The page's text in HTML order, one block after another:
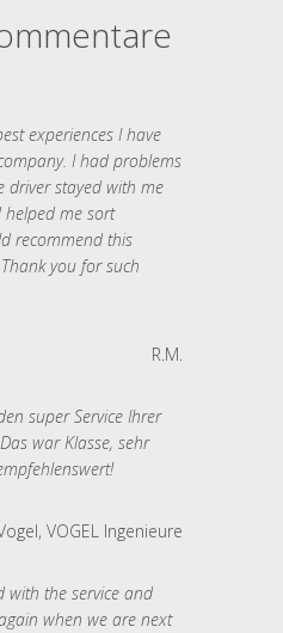
experiences I have
I had problems
stayed with me
me sort
recommend this
you for such
R.M.
super Service Ihrer
war Klasse, sehr
VOGEL Ingenieure
with the service and
when we are next